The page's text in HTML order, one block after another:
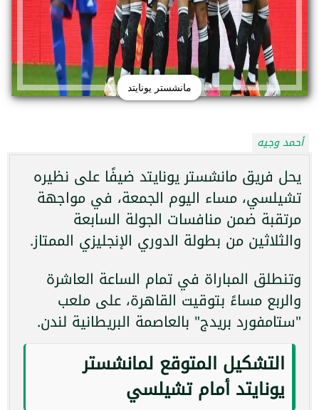
مانشستر يونايتد
أحمد وجيه
يحل فريق مانشستر يونايتد ضيفًا على نظيره
تشيلسي، مساء اليوم الجمعة، في مواجهة
مرتقبة ضمن منافسات الجولة السابعة
والثلاثين من بطولة الدوري الإنجليزي الممتاز.
وتنطلق المباراة في تمام الساعة العاشرة
والربع مساءً بتوقيت القاهرة، على ملعب
"ستامفورد بريدج" بالعاصمة البريطانية لندن.
التشكيل المتوقع لمانشستر
يونايتد أمام تشيلسي